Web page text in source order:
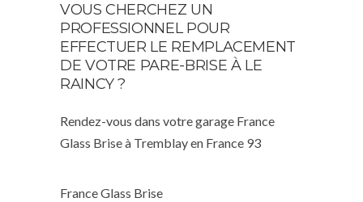
VOUS CHERCHEZ UN
PROFESSIONNEL POUR
EFFECTUER LE REMPLACEMENT
DE VOTRE PARE-BRISE À LE
RAINCY ?
Rendez-vous dans votre garage France
Glass Brise à Tremblay en France 93
France Glass Brise